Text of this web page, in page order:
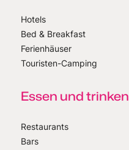
Hotels
Bed & Breakfast
Ferienhäuser
Touristen-Camping
Essen und trinken
Restaurants
Bars